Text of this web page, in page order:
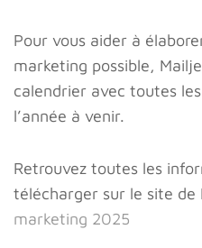
Pour vous aider à
marketing possible,
calendrier avec toutes
l’année à venir.
Retrouvez toutes les
télécharger sur le site de
marketing 2025